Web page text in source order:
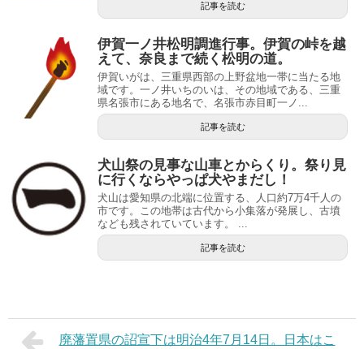
記事を読む
伊賀一ノ井松明調進行事。伊賀の峠を越
えて、奈良まで続く松明の道。
伊賀いがは、三重県西部の上野盆地一帯に当たる地
域です。一ノ井いちのいは、その地域である、三重
県名張市にある地名で、名張市赤目町一ノ...
記事を読む
犬山祭の見事な山車とからくり。祭り見
に行くならやっぱ犬やまだし！
犬山は愛知県の北端に位置する、人口約7万4千人の
市です。この地帯は古代から小集落が発展し、古墳
なども残されていています。 ...
記事を読む
廃藩置県の詔宣下は明治4年7月14日。日本はこ